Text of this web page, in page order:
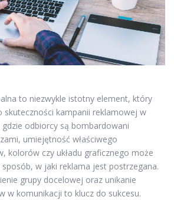
to niezwykle istotny element, który
skuteczności kampanii reklamowej w
gdzie odbiorcy są bombardowani
umiejętność właściwego
kolorów czy układu graficznego może
sposób, w jaki reklama jest postrzegana.
grupy docelowej oraz unikanie
w komunikacji to klucz do sukcesu.